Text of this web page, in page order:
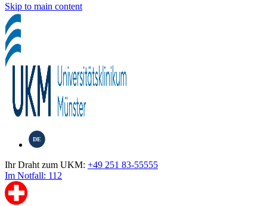
Skip to main content
DE
Ihr Draht zum UKM: +49 251 83-55555
Im Notfall: 112